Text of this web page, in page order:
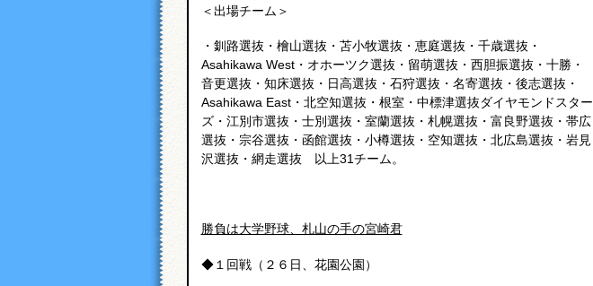
＜出場チーム＞
・釧路選抜・檜山選抜・苫小牧選抜・恵庭選抜・千歳選抜・
Asahikawa West・オホーツク選抜・留萌選抜・西胆振選抜・十勝・
音更選抜・知床選抜・日高選抜・石狩選抜・名寄選抜・後志選抜・
Asahikawa East・北空知選抜・根室・中標津選抜ダイヤモンドスター
ズ・江別市選抜・士別選抜・室蘭選抜・札幌選抜・富良野選抜・帯広
選抜・宗谷選抜・函館選抜・小樽選抜・空知選抜・北広島選抜・岩見
沢選抜・網走選抜 以上31チーム。
勝負は大学野球、札山の手の宮崎君
◆１回戦（２６日、花園公園）